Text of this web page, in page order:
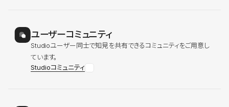
ユーザーコミュニティ
Studioユーザー同士で知見を共有できるコミュニティをご用意し
ています。
Studioコミュニティ